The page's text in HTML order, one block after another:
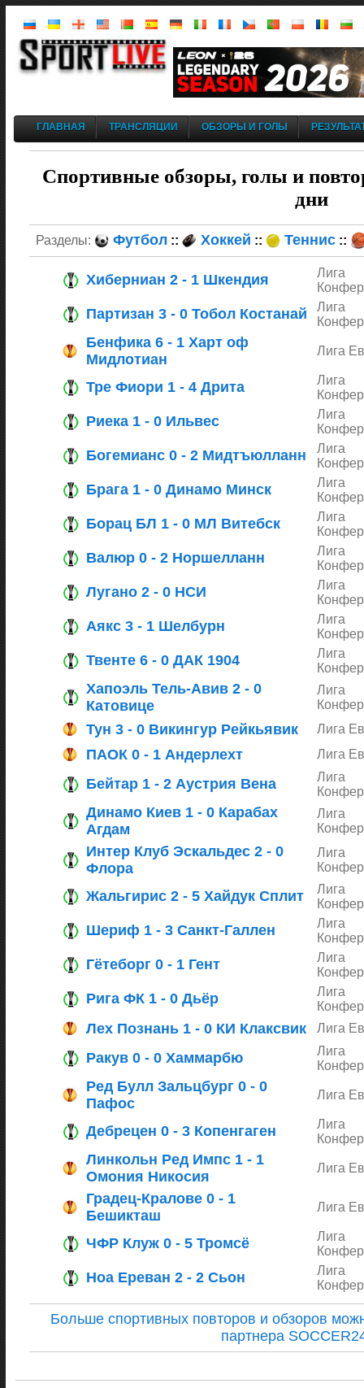
ГЛАВНАЯ ТРАНСЛЯЦИИ ОБЗОРЫ И ГОЛЫ
Спортивные обзоры, голы и
дни
Разделы: Футбол:: Хоккей :: Теннис::
Хиберниан 2 - 1 Шкендия
Лига
Партизан 3 - 0 Тобол Костанай
Лига
Бенфика 6 - 1 Харт оф
Мидлотиан
Лига
Тре Фиори 1 - 4 Дрита
Лига
Риека 1 - 0 Ильвес
Лига
Богемианс 0 - 2 Мидтъюлланн
Лига
Брага 1 - 0 Динамо Минск
Лига
Борац БЛ 1 - 0 МЛ Витебск
Лига
Валюр 0 - 2 Норшелланн
Лига
Лугано 2 - 0 НСИ
Лига
Аякс 3 - 1 Шелбурн
Лига
Твенте 6 - 0 ДАК 1904
Лига
Хапоэль Тель-Авив 2 - 0
Катовице
Лига
Тун 3 - 0 Викингур Рейкьявик Лига
ПАОК 0 - 1 Андерлехт Лига
Бейтар 1 - 2 Аустрия Вена
Лига
Динамо Киев 1 - 0 Карабах
Агдам
Лига
Интер Клуб Эскальдес 2 - 0
Флора
Лига
Жальгирис 2 - 5 Хайдук Сплит
Лига
Шериф 1 - 3 Санкт-Галлен
Лига
Гётеборг 0 - 1 Гент
Лига
Рига ФК 1 - 0 Дьёр
Лига
Лех Познань 1 - 0 КИ Клаксвик Лига
Ракув 0 - 0 Хаммарбю
Лига
Ред Булл Зальцбург 0 - 0
Пафос
Лига
Дебрецен 0 - 3 Копенгаген
Лига
Линкольн Ред Импс 1 - 1
Омония Никосия
Лига
Градец-Кралове 0 - 1
Бешикташ
Лига
ЧФР Клуж 0 - 5 Тромсё
Лига
Ноа Ереван 2 - 2 Сьон
Лига
Больше спортивных повторов и обзоров
партнера